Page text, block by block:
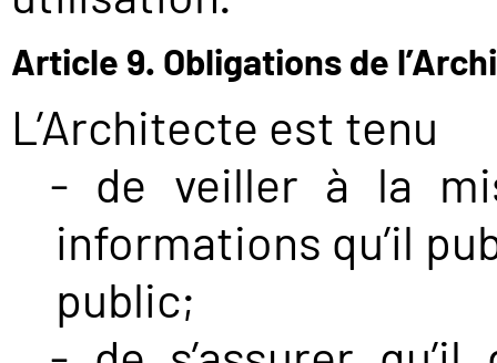
Article 9. Obligations de
L’Architecte est tenu
de veiller à la
informations qu’il
public;